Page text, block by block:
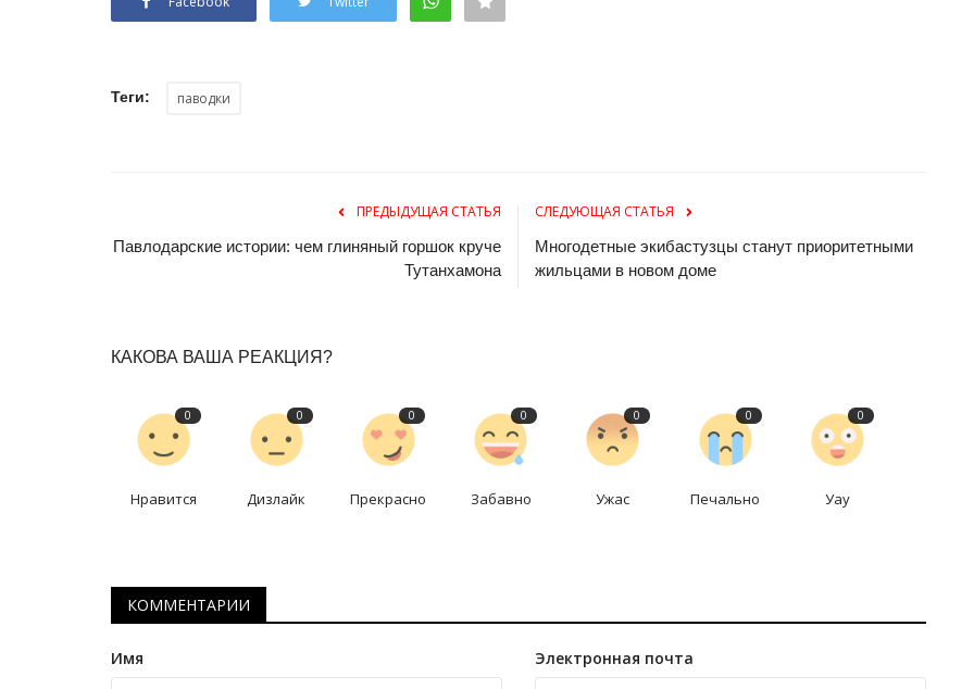
Теги: паводки
ПРЕДЫДУЩАЯ СТАТЬЯ
Павлодарские истории: чем глиняный горшок круче
Тутанхамона
СЛЕДУЮЩАЯ СТАТЬЯ
Многодетные экибастузцы станут приоритетными
жильцами в новом доме
КАКОВА ВАША РЕАКЦИЯ?
0
Нравится
0
Дизлайк
0
Прекрасно
0
Забавно
0
Ужас
0
Печально
0
Уау
КОММЕНТАРИИ
Имя Электронная почта